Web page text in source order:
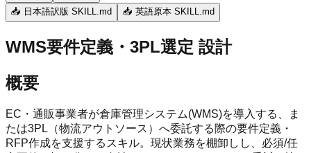
📥 日本語訳版 SKILL.md
📥 英語原本 SKILL.md
WMS要件定義・3PL選定 設計
概要
EC・通販事業者が倉庫管理システム(WMS)を導入する、ま
たは3PL（物流アウトソース）へ委託する際の要件定義・
RFP作成を支援するスキル。現状業務を棚卸しし、必須/任